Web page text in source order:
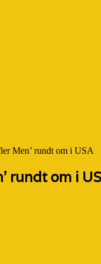
Men’ rundt om i USA
rundt om i